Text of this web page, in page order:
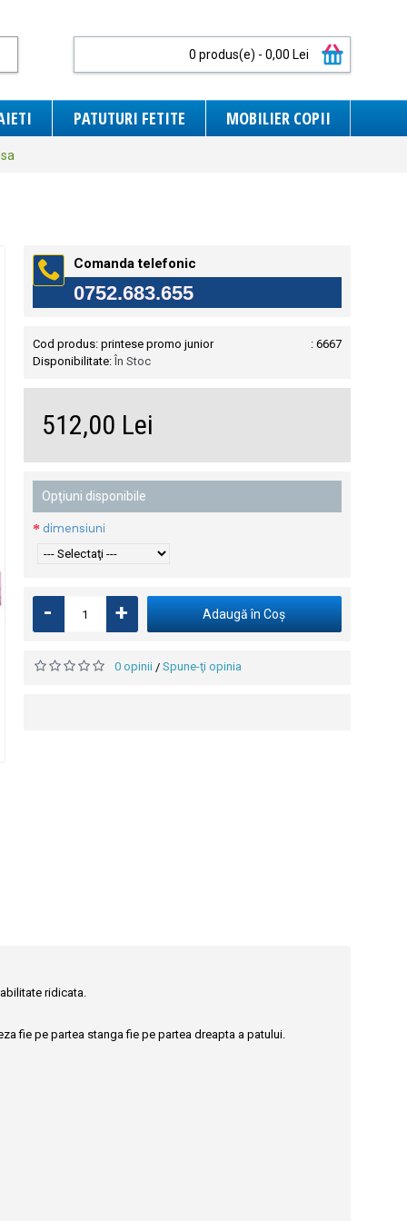
0 produs(e) - 0,00 Lei
PATUTURI FETITE MOBILIER COPII
Comanda telefonic
0752.683.655
: 6667
Cod produs: printese promo junior
Disponibilitate: În Stoc
512,00 Lei
Opţiuni disponibile
dimensiuni
- + Adaugă în Coş
0 opinii / Spune-ţi opinia
ridicata.
fie pe partea stanga fie pe partea dreapta a patului.